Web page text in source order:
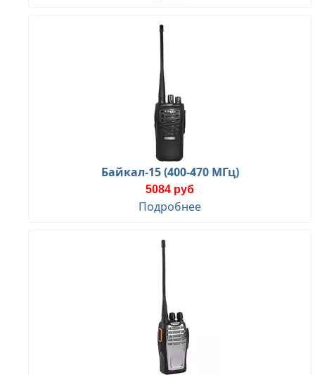
Байкал-15 (400-470 МГц)
5084 руб
Подробнее